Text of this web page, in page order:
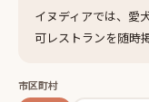
イヌディアでは、愛
可レストランを随時
市区町村